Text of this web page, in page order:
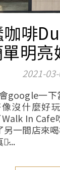
咖啡
明亮
2021-
沒什麼好
In
一間店來
̷...